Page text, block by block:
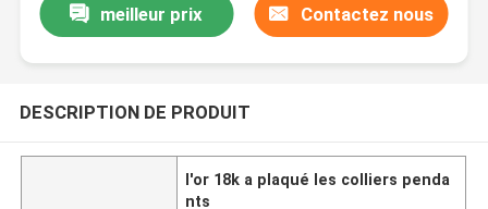
meilleur prix Contactez nous
DESCRIPTION DE PRODUIT
l'or 18k a plaqué les colliers penda
nts